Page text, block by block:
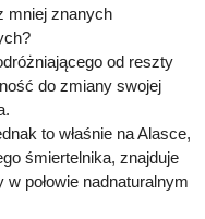
mniej znanych
od reszty
do zmiany swojej
to właśnie na Alasce,
śmiertelnika, znajduje
połowie nadnaturalnym